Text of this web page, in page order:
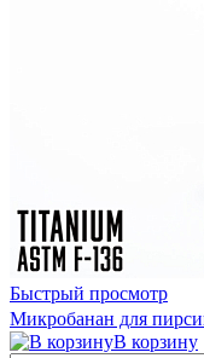
Быстрый просмотр
Микробанан для
В корзину